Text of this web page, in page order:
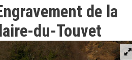
de la
du-Touvet